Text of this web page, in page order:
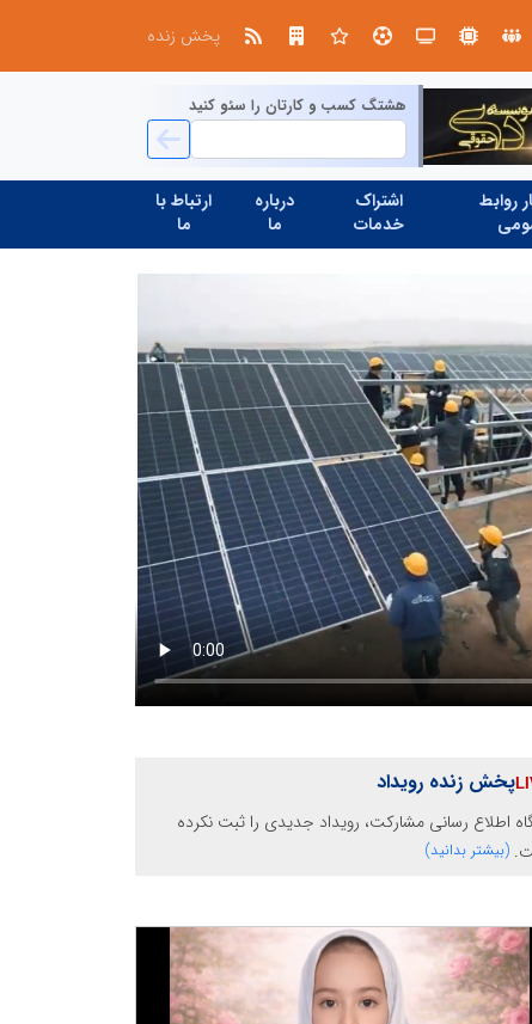
پخش زنده
هشتگ کسب و کارتان را سئو کنید
روابط
اشتراک
خدمات
درباره
ما
ارتباط با
ما
پخش زنده رویداد
اطلاع رسانی مشارکت، رویداد جدیدی را ثبت نکرده
(بیشتر بدانید)